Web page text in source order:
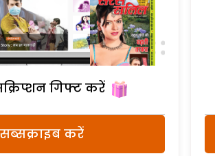
गिफ्ट करें
सब्सक्राइब करें